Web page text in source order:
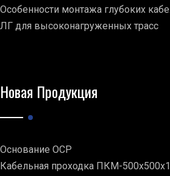
Особенности монтажа глубоких
ЛГ для высоконагруженных трасс
Новая Продукция
Основание ОСР
Кабельная проходка ПКМ-